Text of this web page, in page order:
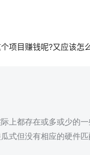
项目赚钱呢?又应该怎
上都存在或多或少的
式但没有相应的硬件匹